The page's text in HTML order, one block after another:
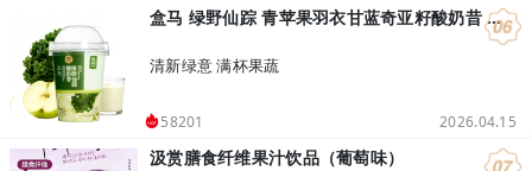
盒马 绿野仙踪 青苹果羽衣甘蓝奇亚籽酸奶昔 400g
清新绿意 满杯果蔬
58201 2026.04.15
汲赏膳食纤维果汁饮品（葡萄味）